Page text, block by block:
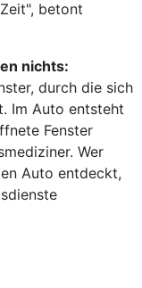
betont
nichts:
durch die sich
Im Auto entsteht
Fenster
Wer
Auto entdeckt,